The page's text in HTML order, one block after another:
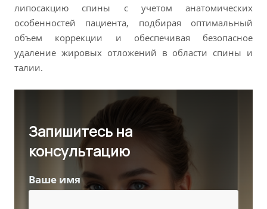
липосакцию спины с учетом анатомических
особенностей пациента, подбирая оптимальный
объем коррекции и обеспечивая безопасное
удаление жировых отложений в области спины и
талии.
Запишитесь на
консультацию
Ваше имя